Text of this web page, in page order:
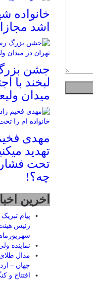
خانواده
اشد
جشن
لبخند با
میدان
مهدی
تهدید
تحت فشار
چه؟!
اخرین
پیام
نماينده
مدال
جهان –